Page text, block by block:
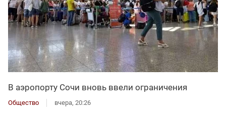
В аэропорту Сочи вновь ввели ограничения
Общество вчера, 20:26